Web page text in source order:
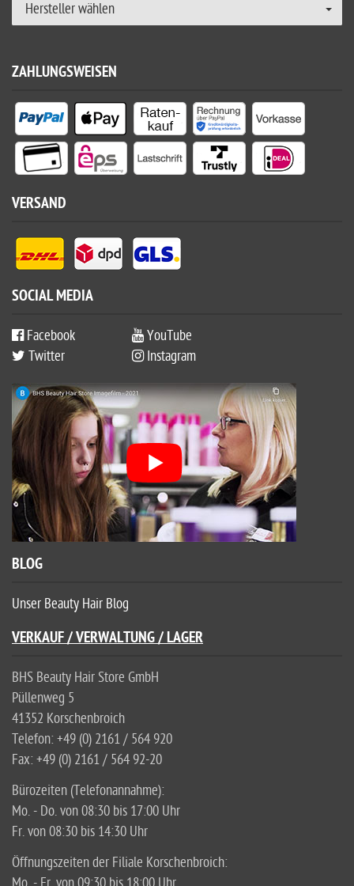
Hersteller wählen
ZAHLUNGSWEISEN
VERSAND
SOCIAL MEDIA
Facebook
YouTube
Twitter
Instagram
BLOG
Unser Beauty Hair Blog
VERKAUF / VERWALTUNG / LAGER
BHS Beauty Hair Store GmbH
Püllenweg 5
41352 Korschenbroich
Telefon: +49 (0) 2161 / 564 920
Fax: +49 (0) 2161 / 564 92-20
Bürozeiten (Telefonannahme):
Mo. - Do. von 08:30 bis 17:00 Uhr
Fr. von 08:30 bis 14:30 Uhr
Öffnungszeiten der Filiale Korschenbroich: